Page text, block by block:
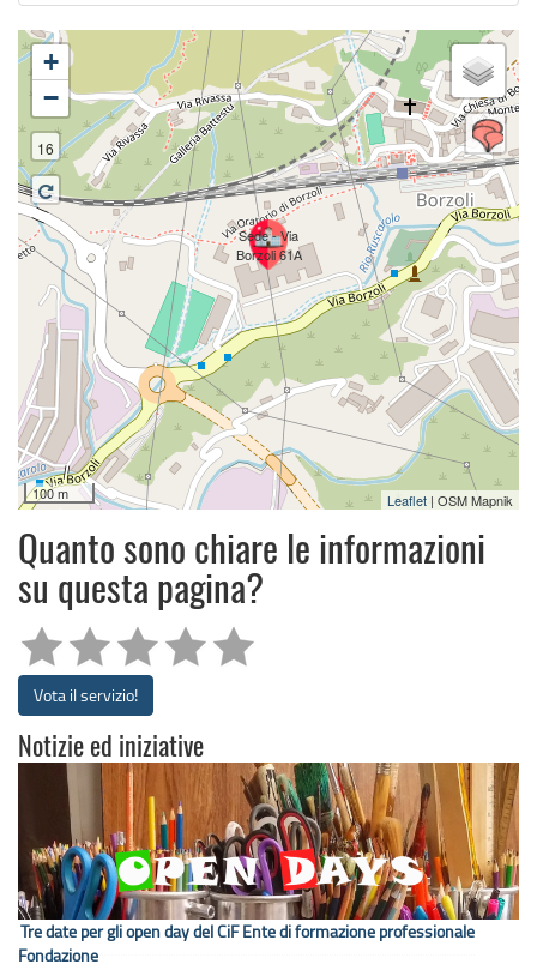
Sede - Via
Borzoli 61A
+
−
16
100 m Leaflet | OSM Mapnik
Quanto sono chiare le informazioni
su questa pagina?
Vota il servizio!
Notizie ed iniziative
Tre date per gli open day del CiF Ente di formazione professionale
Fondazione